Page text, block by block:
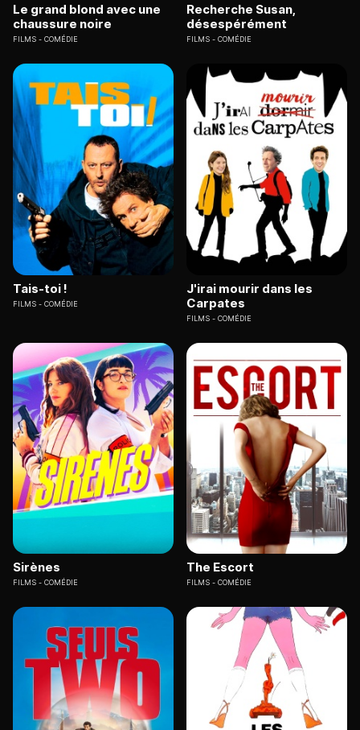
Le grand blond avec une
chaussure noire
FILMS COMÉDIE
Recherche Susan,
désespérément
FILMS COMÉDIE
Tais-toi !
FILMS COMÉDIE
J'irai mourir dans les
Carpates
FILMS COMÉDIE
Sirènes
FILMS COMÉDIE
The Escort
FILMS COMÉDIE